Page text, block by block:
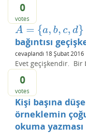
0
votes
A = {a, b, c, d}
A= {a, bc,d}
bağıntısı
cevaplandı 18 Şubat 2016
Evet geçişkendir. Bir
0
votes
Kişi başına
örneklemin
okuma